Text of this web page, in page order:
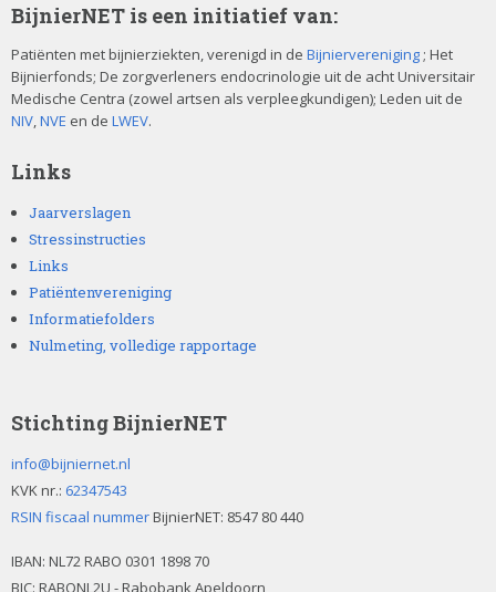
BijnierNET is een initiatief van:
Patiënten met bijnierziekten, verenigd in de Bijniervereniging ; Het
Bijnierfonds; De zorgverleners endocrinologie uit de acht Universitair
Medische Centra (zowel artsen als verpleegkundigen); Leden uit de
NIV,NVE en de LWEV.
Links
Jaarverslagen
Stressinstructies
Links
Patiëntenvereniging
Informatiefolders
Nulmeting, volledige rapportage
Stichting BijnierNET
info@bijniernet.nl
KVK nr.: 62347543
RSIN fiscaal nummerBijnierNET: 8547 80 440
IBAN: NL72 RABO 0301 1898 70
BIC: RABONL2U - Rabobank Apeldoorn